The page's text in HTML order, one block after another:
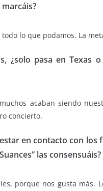
lo que podamos. La
¿solo pasa en
acaban siendo
concierto.
en contacto con
las consensuáis?
porque nos gusta